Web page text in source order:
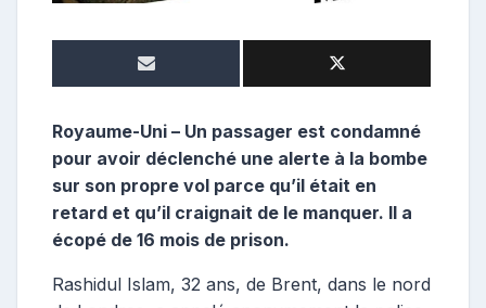
Royaume-Uni – Un passager est condamné
pour avoir déclenché une alerte à la bombe
sur son propre vol parce qu’il était en
retard et qu’il craignait de le manquer. Il a
écopé de 16 mois de prison.
Rashidul Islam, 32 ans, de Brent, dans le nord